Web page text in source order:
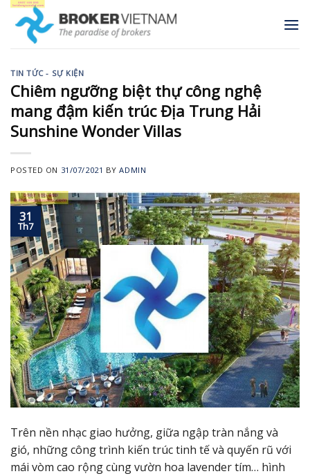
Skip
content
TIN TỨC - SỰ KIỆN
Chiêm ngưỡng biệt thự công nghệ
mang đậm kiến trúc Địa Trung Hải
Sunshine Wonder Villas
POSTED ON 31/07/2021 BYADMIN
31
Th7
Trên nền nhạc giao hưởng, giữa ngập tràn nắng và
gió, những công trình kiến trúc tinh tế và quyến rũ với
mái vòm cao rộng cùng vườn hoa lavender tím… hình